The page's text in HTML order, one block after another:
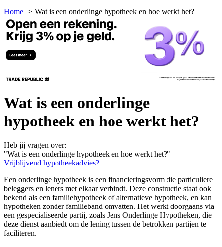
Home
Wat is een onderlinge hypotheek en hoe werkt het?
Wat is een onderlinge
hypotheek en hoe werkt het?
Heb jij vragen over:
"Wat is een onderlinge hypotheek en hoe werkt het?"
Vrijblijvend hypotheekadvies?
Een onderlinge hypotheek is een financieringsvorm die particuliere
beleggers en leners met elkaar verbindt. Deze constructie staat ook
bekend als een familiehypotheek of alternatieve hypotheek, en kan
hypotheken zonder familieband omvatten. Het werkt doorgaans via
een gespecialiseerde partij, zoals Jens Onderlinge Hypotheken, die
deze dienst aanbiedt om de lening tussen de betrokken partijen te
faciliteren.